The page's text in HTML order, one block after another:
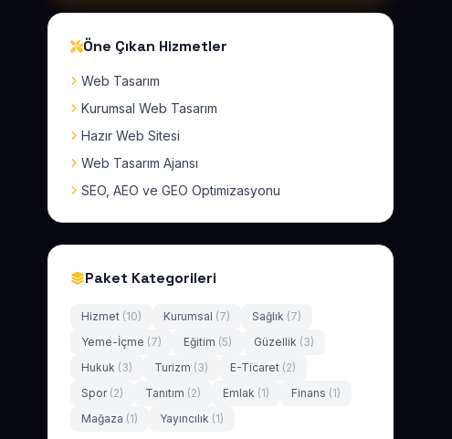
Öne Çıkan Hizmetler
Web Tasarım
Kurumsal Web Tasarım
Hazır Web Sitesi
Web Tasarım Ajansı
SEO, AEO ve GEO Optimizasyonu
Paket Kategorileri
Hizmet (10) Kurumsal (7) Sağlık (7)
Yeme-İçme (7) Eğitim (5) Güzellik (3)
Hukuk (3) Turizm (3) E-Ticaret (2)
Spor (2) Tanıtım (2) Emlak (1) Finans (1)
Mağaza (1) Yayıncılık (1)